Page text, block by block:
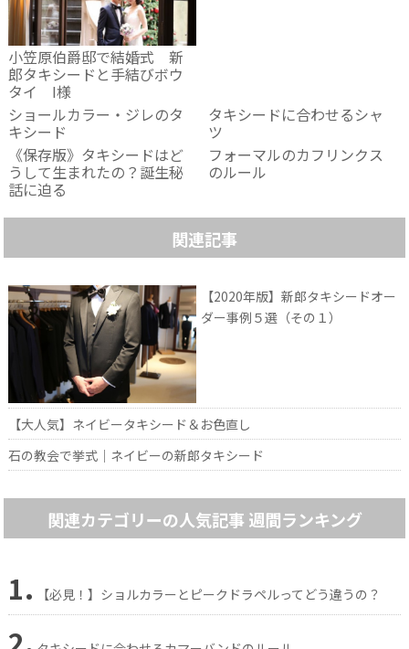
小笠原伯爵邸で結婚式 新
郎タキシードと手結びボウ
タイ I様
ショールカラー・ジレのタ
キシード
タキシードに合わせるシャ
ツ
《保存版》タキシードはど
うして生まれたの？誕生秘
話に迫る
フォーマルのカフリンクス
のルール
関連記事
【2020年版】新郎タキシードオー
ダー事例５選（その１）
【大人気】ネイビータキシード＆お色直し
石の教会で挙式｜ネイビーの新郎タキシード
関連カテゴリーの人気記事 週間ランキング
1. 【必見！】ショルカラーとピークドラペルってどう違うの？